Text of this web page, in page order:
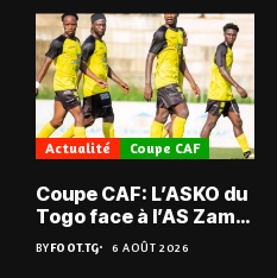
Actualité Coupe CAF
Coupe CAF: L’ASKO du
Togo face à l’AS Zam
du Niger
BYFOOT.TG 6 AOÛT 2026